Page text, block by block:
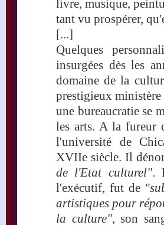
livre, musique,
tant vu prospérer,
[...]
Quelques
insurgées dès les
domaine de la
prestigieux
une bureaucratie se
les arts. A la fureur
l'université de
XVIIe siècle. Il
de l'Etat culturel".
l'exécutif, fut de
artistiques pour
la culture", son